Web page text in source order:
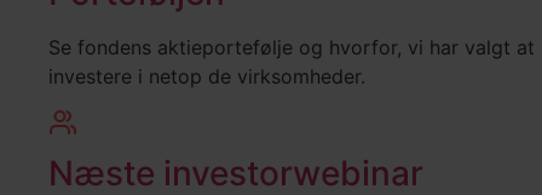
Se fondens aktieportefølje og hvorfor, vi har valgt at
investere i netop de virksomheder.
Næste investorwebinar